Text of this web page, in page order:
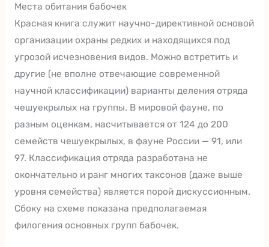
Места обитания бабочек
Красная книга служит научно-директивной основой
организации охраны редких и находящихся под
угрозой исчезновения видов. Можно встретить и
другие (не вполне отвечающие современной
научной классификации) варианты деления отряда
чешуекрылых на группы. В мировой фауне, по
разным оценкам, насчитывается от 124 до 200
семейств чешуекрылых, в фауне России — 91, или
97. Классификация отряда разработана не
окончательно и ранг многих таксонов (даже выше
уровня семейства) является порой дискуссионным.
Сбоку на схеме показана предполагаемая
филогения основных групп бабочек.